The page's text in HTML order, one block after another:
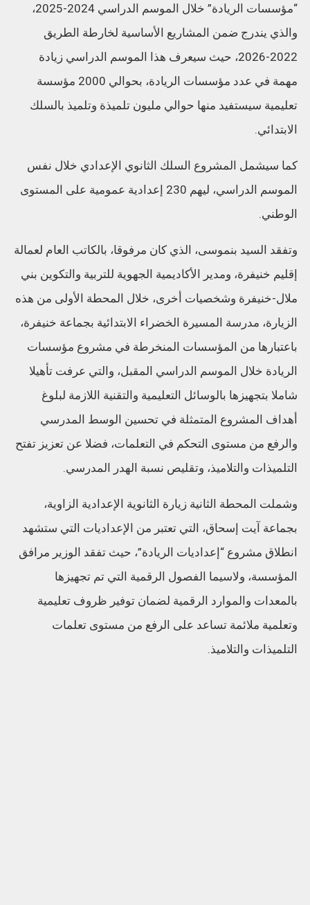
“مؤسسات الريادة” خلال الموسم الدراسي 2024-2025،
والذي يندرج ضمن المشاريع الأساسية لخارطة الطريق
2022-2026، حيث سيعرف هذا الموسم الدراسي زيادة
مهمة في عدد مؤسسات الريادة، بحوالي 2000 مؤسسة
تعليمية سيستفيد منها حوالي مليون تلميذة وتلميذ بالسلك
الابتدائي.
كما سيشمل المشروع السلك الثانوي الإعدادي خلال نفس
الموسم الدراسي، ليهم 230 إعدادية عمومية على المستوى
الوطني.
وتفقد السيد بنموسى، الذي كان مرفوقا، بالكاتب العام لعمالة
إقليم خنيفرة، ومدير الأكاديمية الجهوية للتربية والتكوين بني
ملال-خنيفرة وشخصيات أخرى، خلال المحطة الأولى من هذه
الزيارة، مدرسة المسيرة الخضراء الابتدائية بجماعة خنيفرة،
باعتبارها من المؤسسات المنخرطة في مشروع مؤسسات
الريادة خلال الموسم الدراسي المقبل، والتي عرفت تأهيلا
شاملا بتجهيزها بالوسائل التعليمية والتقنية اللازمة لبلوغ
أهداف المشروع المتمثلة في تحسين الوسط المدرسي
والرفع من مستوى التحكم في التعلمات، فضلا عن تعزيز تفتح
التلميذات والتلاميذ، وتقليص نسبة الهدر المدرسي.
وشملت المحطة الثانية زيارة الثانوية الإعدادية الزاوية،
بجماعة آيت إسحاق، التي تعتبر من الإعداديات التي ستشهد
انطلاق مشروع “إعداديات الريادة”، حيث تفقد الوزير مرافق
المؤسسة، ولاسيما الفصول الرقمية التي تم تجهيزها
بالمعدات والموارد الرقمية لضمان توفير ظروف تعليمية
وتعلمية ملائمة تساعد على الرفع من مستوى تعلمات
التلميذات والتلاميذ.